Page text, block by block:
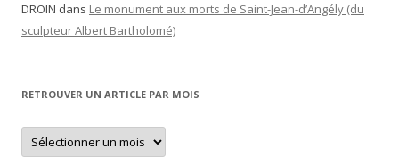
DROIN dans Le monument aux morts de Saint-Jean-d’Angély (du
sculpteur Albert Bartholomé)
RETROUVER UN ARTICLE PAR MOIS
Retrouver
un
article